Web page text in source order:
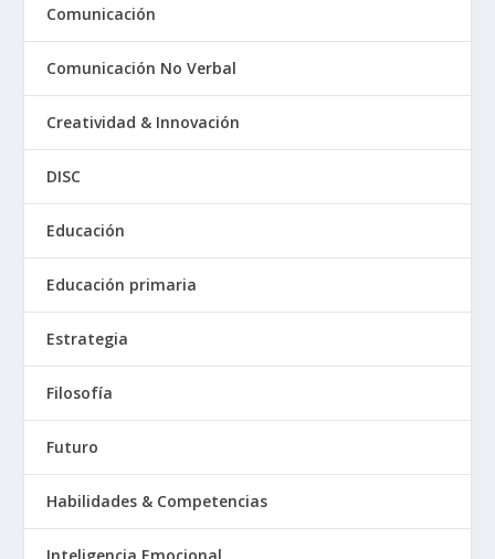
Comunicación
Comunicación No Verbal
Creatividad & Innovación
DISC
Educación
Educación primaria
Estrategia
Filosofía
Futuro
Habilidades & Competencias